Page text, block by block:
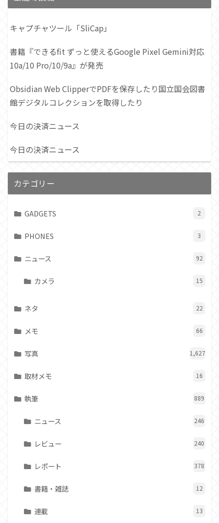
キャプチャツール「SliCap」
書籍『できるfit ずっと使えるGoogle Pixel Gemini対応
10a/10 Pro/10/9a』が発売
Obsidian Web ClipperでPDFを保存したり国立国会図書
館デジタルコレクションを取得したり
今日の決済ニュース
今日の決済ニュース
カテゴリー
GADGETS 2
PHONES 3
ニュース 92
カメラ 15
ネタ 22
メモ 66
写真 1,627
取材メモ 16
執筆 889
ニュース 246
レビュー 240
レポート 378
書籍・雑誌 12
連載 13